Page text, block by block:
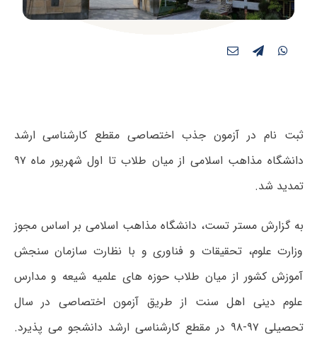
ثبت نام در آزمون جذب اختصاصی مقطع کارشناسی ارشد
دانشگاه مذاهب اسلامی از میان طلاب تا اول شهریور ماه ۹۷
تمدید شد.
به گزارش مستر تست، دانشگاه مذاهب اسلامی بر اساس مجوز
وزارت علوم، تحقیقات و فناوری و با نظارت سازمان سنجش
آموزش کشور از میان طلاب حوزه های علمیه شیعه و مدارس
علوم دینی اهل سنت از طریق آزمون اختصاصی در سال
تحصیلی ۹۷-۹۸ در مقطع کارشناسی ارشد دانشجو می پذیرد.